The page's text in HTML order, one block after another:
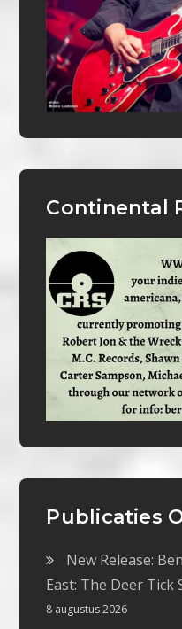
Continental
Publicaties
New Release:
East: The Deer Tick
8 augustus 2026